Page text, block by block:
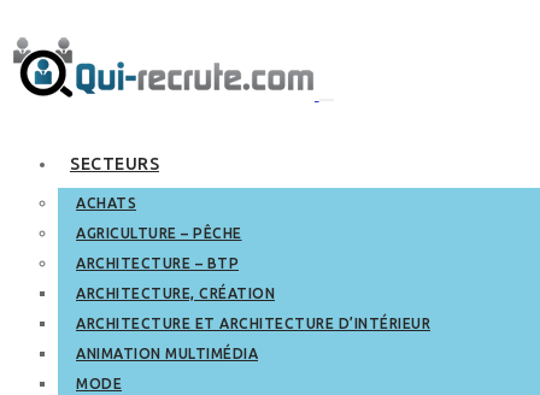
SECTEURS
ACHATS
AGRICULTURE – PÊCHE
ARCHITECTURE – BTP
ARCHITECTURE, CRÉATION
ARCHITECTURE ET ARCHITECTURE D’INTÉRIEUR
ANIMATION MULTIMÉDIA
MODE